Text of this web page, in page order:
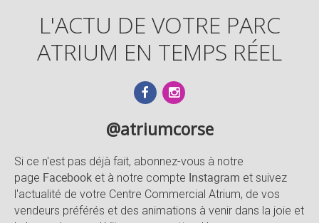
L'ACTU DE VOTRE PARC
ATRIUM EN TEMPS RÉEL
@atriumcorse
Si ce n'est pas déjà fait, abonnez-vous à notre
page Facebook et à notre compte Instagram et suivez
l'actualité de votre Centre Commercial Atrium, de vos
vendeurs préférés et des animations à venir dans la joie et